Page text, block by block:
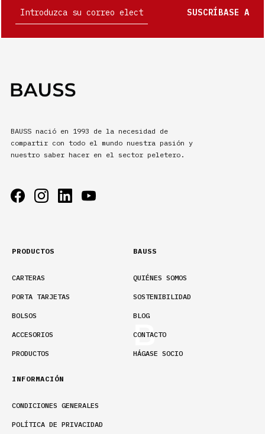
SUSCRÍBASE A
BAUSS nació en 1993 de la necesidad de
compartir con todo el mundo nuestra pasión y
nuestro saber hacer en el sector peletero.
PRODUCTOS
CARTERAS
PORTA TARJETAS
BOLSOS
ACCESORIOS
PRODUCTOS
BAUSS
QUIÉNES SOMOS
SOSTENIBILIDAD
BLOG
CONTACTO
HÁGASE SOCIO
INFORMACIÓN
CONDICIONES GENERALES
POLÍTICA DE PRIVACIDAD